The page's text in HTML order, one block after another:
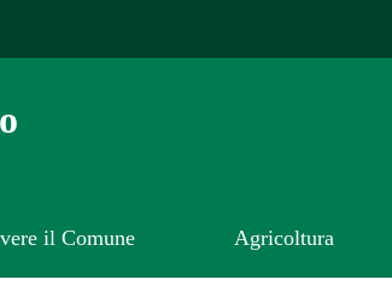
il Comune Agricoltura